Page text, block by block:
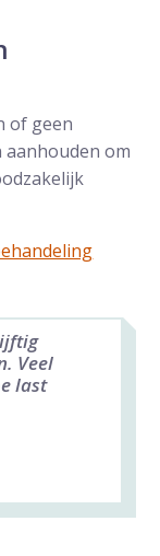
of geen
om
Veel
last